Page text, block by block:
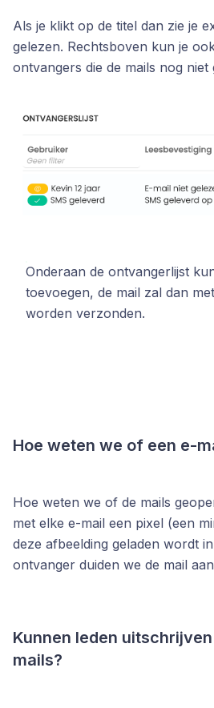
Als je klikt op de titel dan zie je
gelezen. Rechtsboven kun je
ontvangers die de mails nog niet
Onderaan de ontvangerlijst
toevoegen, de mail zal dan
worden verzonden.
Hoe weten we of een e-
Hoe weten we of de mails
met elke e-mail een pixel (een
deze afbeelding geladen wordt
ontvanger duiden we de mail
Kunnen leden
mails?